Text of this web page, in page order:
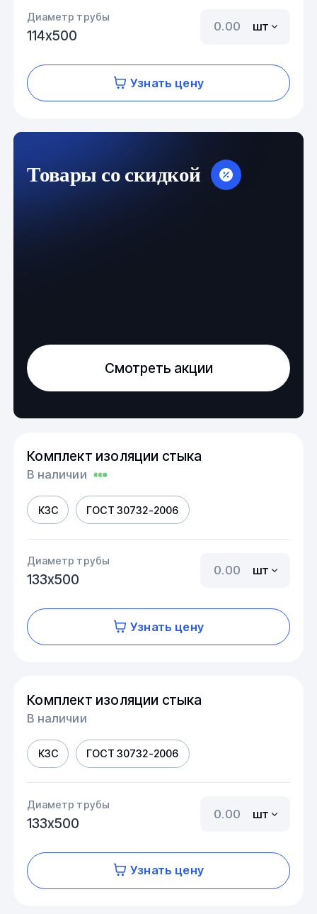
Диаметр трубы
114х500
шт
Узнать цену
Товары со скидкой
Смотреть акции
Комплект изоляции стыка
В наличии
КЗС ГОСТ 30732-2006
Диаметр трубы
133х500
шт
Узнать цену
Комплект изоляции стыка
В наличии
КЗС ГОСТ 30732-2006
Диаметр трубы
133х500
шт
Узнать цену